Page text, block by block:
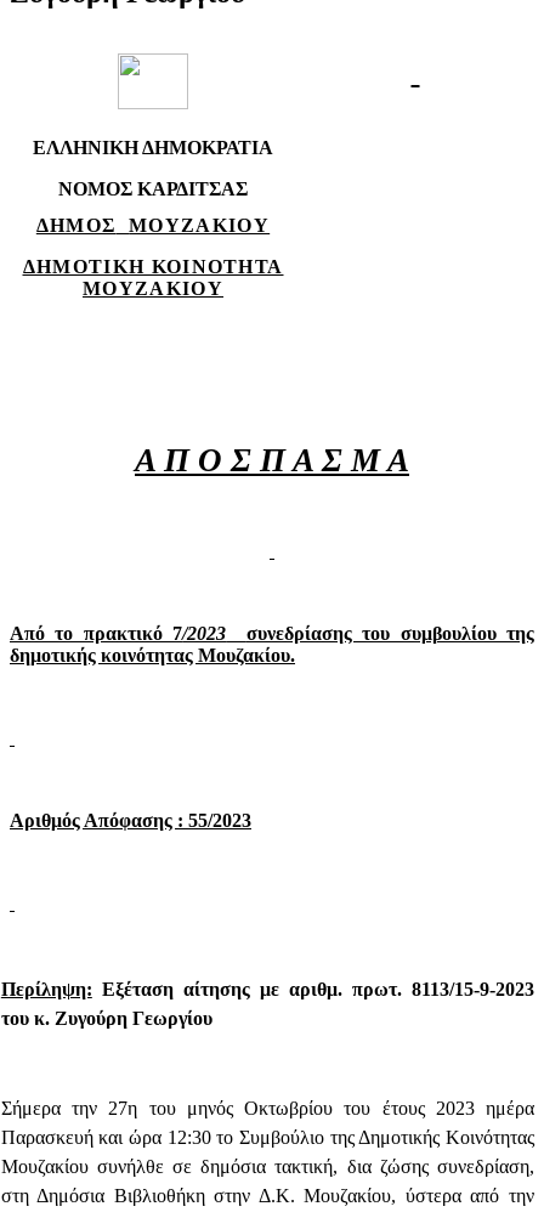
ΕΛΛΗΝΙΚΗ ΔΗΜΟΚΡΑΤΙΑ
ΝΟΜΟΣ ΚΑΡΔΙΤΣΑΣ
ΔΗΜΟΣ
ΜΟΥΖΑΚΙΟΥ
ΔΗΜΟΤΙΚΗ ΚΟΙΝΟΤΗΤΑ
ΜΟΥΖΑΚΙΟΥ
Α Π Ο Σ Π Α Σ Μ Α
Από το πρακτικό 7/2023
συνεδρίασης του συμβουλίου της
δημοτικής κοινότητας Μουζακίου.
Αριθμός Απόφασης : 55/2023
Περίληψη: Εξέταση αίτησης με αριθμ. πρωτ. 8113/15-9-2023
του κ. Ζυγούρη Γεωργίου
Σήμερα την 27η του μηνός Οκτωβρίου του έτους 2023 ημέρα
Παρασκευή και ώρα 12:30 το Συμβούλιο της Δημοτικής Κοινότητας
Μουζακίου συνήλθε σε δημόσια τακτική, δια ζώσης συνεδρίαση,
στη Δημόσια Βιβλιοθήκη στην Δ.Κ. Μουζακίου, ύστερα από την